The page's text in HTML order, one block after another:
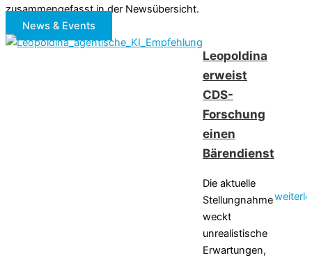
zusammengefasst in der Newsübersicht.
News & Events
Leopoldina
erweist
CDS-
Forschung
einen
Bärendienst
Die aktuelle
Stellungnahme
weckt
unrealistische
Erwartungen,